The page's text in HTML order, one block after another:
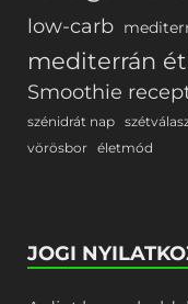
low-carb
mediterrán
Smoothie
szénidrát nap
vörösbor életmód
JOGI